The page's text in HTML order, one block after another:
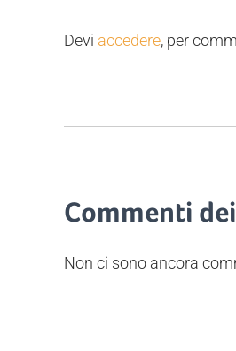
Devi accedere, per
Commenti
Non ci sono ancora